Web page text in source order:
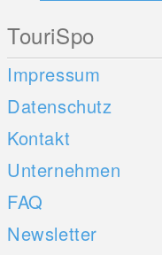
TouriSpo
Impressum
Datenschutz
Kontakt
Unternehmen
FAQ
Newsletter